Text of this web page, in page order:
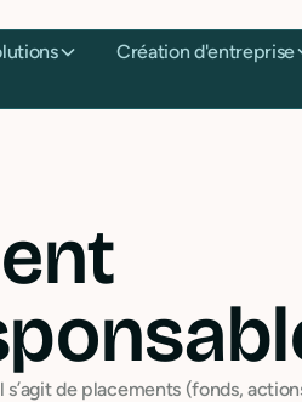
Création d'entreprise
de placements (fonds,